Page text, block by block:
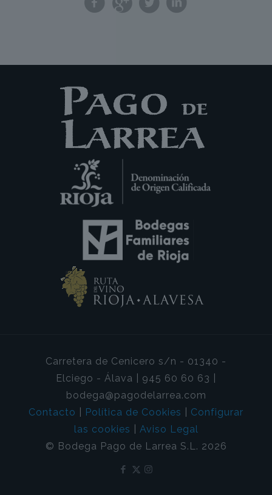
Carretera de Cenicero s/n - 01340 -
Elciego - Álava | 945 60 60 63 |
bodega@pagodelarrea.com
Contacto
Política de Cookies
Configurar
las cookies
Aviso Legal
© Bodega Pago de Larrea S.L. 2026